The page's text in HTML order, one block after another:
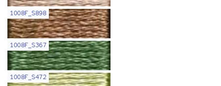
1008F_S898
1008F_S367
1008F_S472